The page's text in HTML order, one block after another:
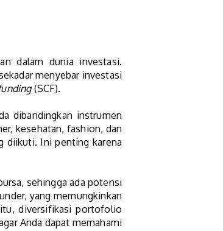
dalam dunia investasi.
menyebar investasi
(SCF).
dibandingkan instrumen
kesehatan, fashion, dan
diikuti. Ini penting karena
sehingga ada potensi
yang memungkinkan
diversifikasi portofolio
Anda dapat memahami